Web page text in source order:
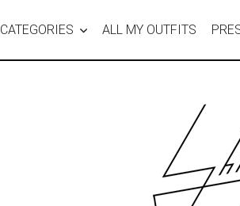
CATEGORIES ALL MY OUTFITS